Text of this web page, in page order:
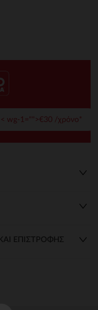
< wg-1="">€30 /χρόνο*
ΕΠΙΣΤΡΟΦΉΣ